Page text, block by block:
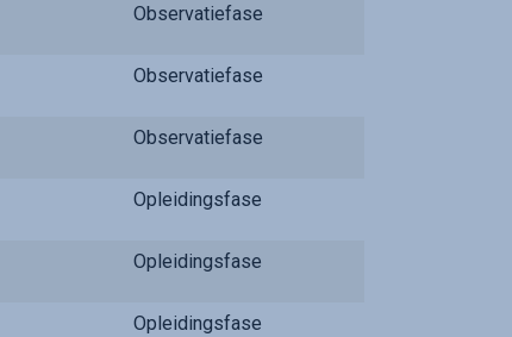
Observatiefase
Observatiefase
Observatiefase
Opleidingsfase
Opleidingsfase
Opleidingsfase